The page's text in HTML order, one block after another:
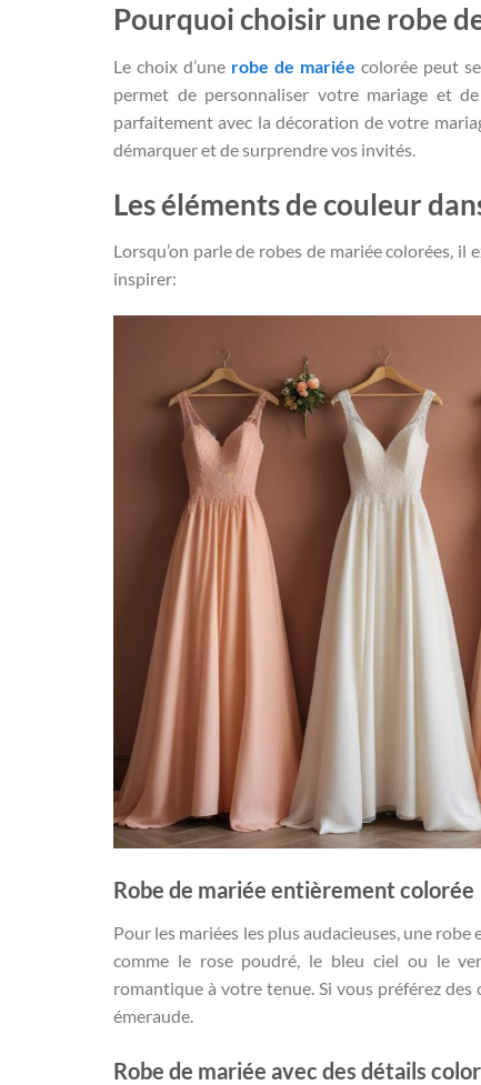
Pourquoi choisir une robe
Le choix d’une robe de mariée colorée peut
permet de personnaliser votre mariage et
parfaitement avec la décoration de votre
démarquer et de surprendre vos invités.
Les éléments de couleur
Lorsqu’on parle de robes de mariée colorées,
inspirer:
Robe de mariée entièrement colorée
Pour les mariées les plus audacieuses, une
comme le rose poudré, le bleu ciel ou le
romantique à votre tenue. Si vous préférez
émeraude.
Robe de mariée avec des détails